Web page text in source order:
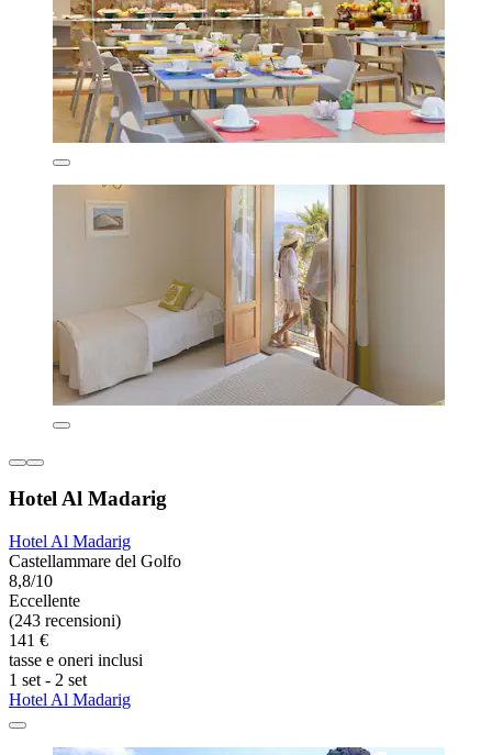
Hotel Al Madarig
Hotel Al Madarig
Castellammare del Golfo
8,8/10
Eccellente
(243 recensioni)
141 €
tasse e oneri inclusi
1 set - 2 set
Hotel Al Madarig